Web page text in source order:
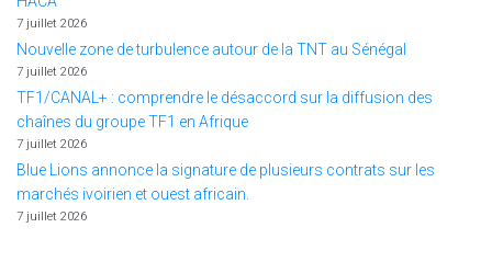
7 juillet 2026
Nouvelle zone de turbulence autour de la TNT au Sénégal
7 juillet 2026
TF1/CANAL+ : comprendre le désaccord sur la diffusion des
chaînes du groupe TF1 en Afrique
7 juillet 2026
Blue Lions annonce la signature de plusieurs contrats sur les
marchés ivoirien et ouest africain.
7 juillet 2026